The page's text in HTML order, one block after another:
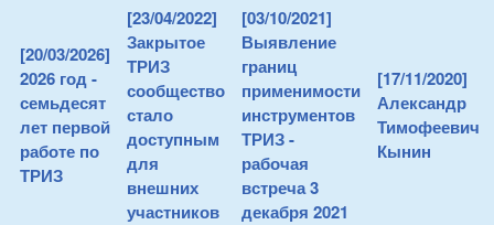
[20/03/2026]
2026 год -
семьдесят
лет первой
работе по
ТРИЗ
[23/04/2022]
Закрытое
ТРИЗ
сообщество
стало
доступным
для
внешних
участников
[03/10/2021]
Выявление
границ
применимости
инструментов
ТРИЗ -
рабочая
встреча 3
декабря 2021
[17/11/2020]
Александр
Тимофеевич
Кынин